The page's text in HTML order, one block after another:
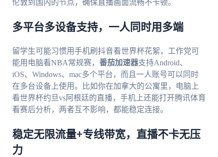
伦敦到国内的节点，确保直播画面流畅不卡顿。
多平台多设备支持，一人同时用多端
留学生可能习惯用手机刷抖音看世界杯花絮，工作党可
能用电脑看NBA常规赛， 番茄加速器支持Android、
iOS、Windows、mac多个平台，而且一人账号可以同时
在多台设备上使用。比如你在加拿大的公寓里，电脑上
看世界杯约旦vs阿根廷的直播，手机上还能打开腾讯体育
看赛后分析，两者互不影响，都能稳定连接。
稳定无限流量+专线带宽，直播不卡无压
力